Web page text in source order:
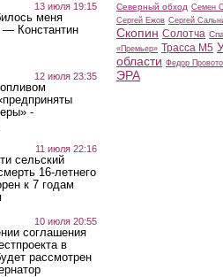
13 июля 19:15
меня
— Константин
12 июля 23:35
-
11 июля 22:16
сельский
16-летнего
к 7 годам
10 июля 20:55
соглашения
в
рассмотрен
Северный обход Семен
Сергей Ежов Сергей
Скопин Солотча
«Премьер» Трасса М5
области Федор
ЭРА